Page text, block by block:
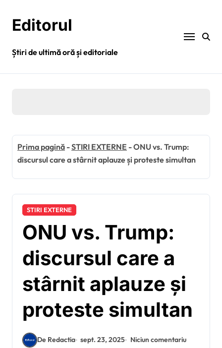
conținutEditorul
Știri de ultimă oră și editoriale
Prima pagină -STIRI EXTERNE -ONU vs. Trump:
discursul care a stârnit aplauze și proteste simultan
STIRI EXTERNE
ONU vs. Trump:
discursul care a
stârnit aplauze și
proteste simultan
De Redactia sept. 23, 2025 Niciun comentariu